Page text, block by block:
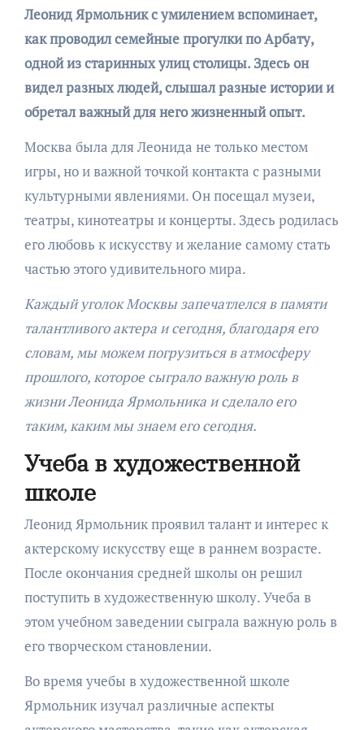
Леонид Ярмольник с умилением вспоминает,
как проводил семейные прогулки по Арбату,
одной из старинных улиц столицы. Здесь он
видел разных людей, слышал разные истории и
обретал важный для него жизненный опыт.
Москва была для Леонида не только местом
игры, но и важной точкой контакта с разными
культурными явлениями. Он посещал музеи,
театры, кинотеатры и концерты. Здесь родилась
его любовь к искусству и желание самому стать
частью этого удивительного мира.
Каждый уголок Москвы запечатлелся в памяти
талантливого актера и сегодня, благодаря его
словам, мы можем погрузиться в атмосферу
прошлого, которое сыграло важную роль в
жизни Леонида Ярмольника и сделало его
таким, каким мы знаем его сегодня.
Учеба в художественной
школе
Леонид Ярмольник проявил талант и интерес к
актерскому искусству еще в раннем возрасте.
После окончания средней школы он решил
поступить в художественную школу. Учеба в
этом учебном заведении сыграла важную роль в
его творческом становлении.
Во время учебы в художественной школе
Ярмольник изучал различные аспекты